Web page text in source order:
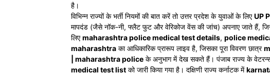
है।
विभिन्न राज्यों के भर्ती नियमों की बात करें तो उत्तर प्रदेश के युवाओं के लिएUP
मापदंड (जैसे नॉक-नी, फ्लैट फुट और वेरिकोज वेंस की जांच) अपनाए जाते हैं,
लिएmaharashtra police medical test details, police
maharashtra का आधिकारिक प्रारूप लाइव है, जिसका पूरा विवरण छात्र
| maharashtra police के अनुभाग में देख सकते हैं। पंजाब राज्य के
medical test list को जारी किया गया है। दक्षिणी राज्य कर्नाटक में